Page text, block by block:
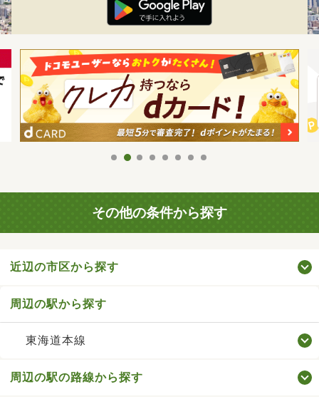
その他の条件から探す
近辺の市区から探す
周辺の駅から探す
東海道本線
周辺の駅の路線から探す